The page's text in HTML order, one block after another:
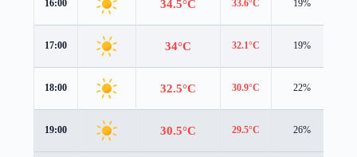
16:00 34.5°C 33.6°C 19%
17:00 34°C 32.1°C 19%
18:00 32.5°C 30.9°C 22%
19:00 30.5°C 29.5°C 26%